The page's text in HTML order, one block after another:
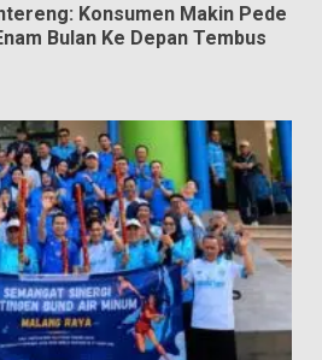
Konsumen Makin Pede
Bulan Ke Depan Tembus